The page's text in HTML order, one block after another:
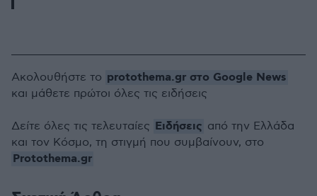
Ακολουθήστε το protothema.gr στο Google News
και μάθετε πρώτοι όλες τις ειδήσεις
Δείτε όλες τις τελευταίες Ειδήσεις από την Ελλάδα
και τον Κόσμο, τη στιγμή που συμβαίνουν, στο
Protothema.gr